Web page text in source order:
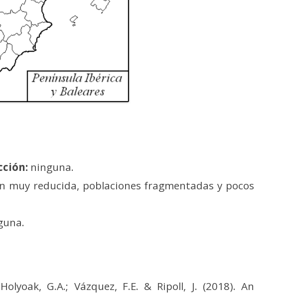
ninguna.
muy reducida, poblaciones fragmentadas y pocos
G.A.; Vázquez, F.E. & Ripoll, J. (2018). An